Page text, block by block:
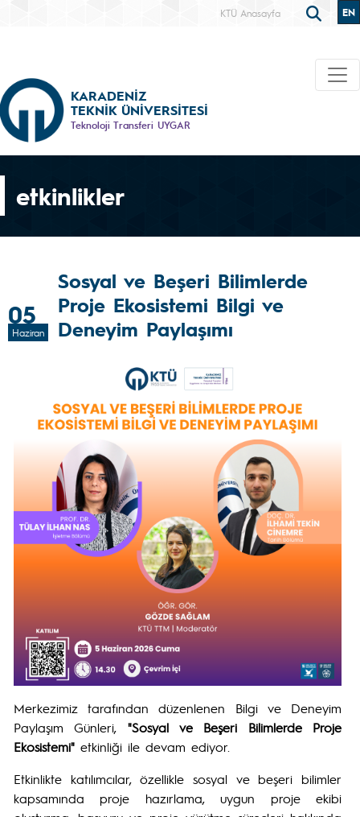
KTÜ Anasayfa EN
KARADENİZ
TEKNİK ÜNİVERSİTESİ
Teknoloji Transferi UYGAR
etkinlikler
05
Haziran
Sosyal ve Beşeri Bilimlerde
Proje Ekosistemi Bilgi ve
Deneyim Paylaşımı
Merkezimiz tarafından düzenlenen Bilgi ve Deneyim
Paylaşım Günleri, "Sosyal ve Beşeri Bilimlerde Proje
Ekosistemi" etkinliği ile devam ediyor.
Etkinlikte katılımcılar, özellikle sosyal ve beşeri bilimler
kapsamında proje hazırlama, uygun proje ekibi